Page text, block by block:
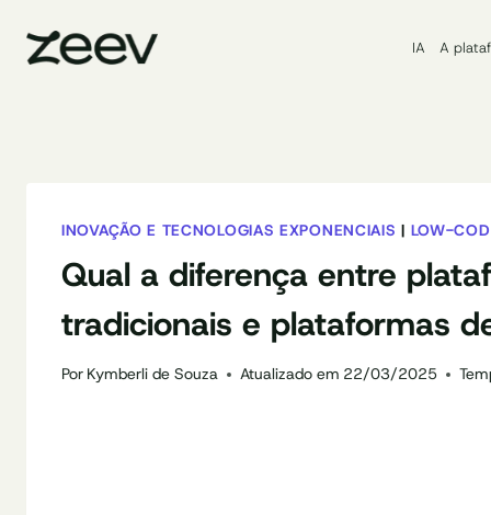
para
IA A
INOVAÇÃO E TECNOLOGIAS EXPONENCIAIS | LOW-
Qual a diferença entre
tradicionais e plataformas
Por Kymberli de Souza Atualizado em 22/03/2025